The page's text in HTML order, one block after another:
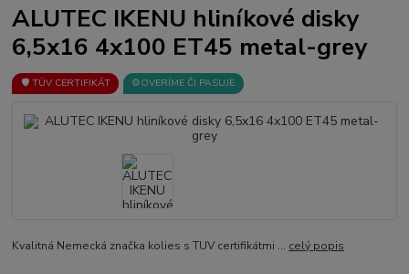
ALUTEC IKENU hliníkové disky
6,5x16 4x100 ET45 metal-grey
🛡️ TÜV CERTIFIKÁT ⚙️OVERÍME ČI PASUJE
Kvalitná Nemecká značka kolies s TUV certifikátmi ... celý popis